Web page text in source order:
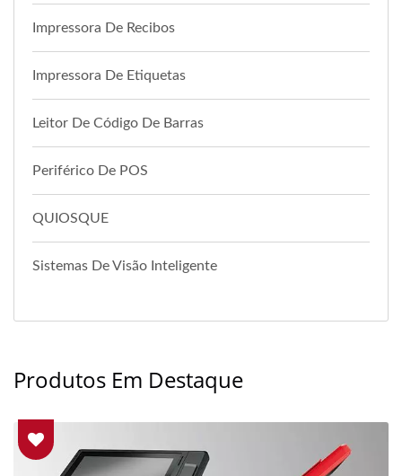
Impressora De Recibos
Impressora De Etiquetas
Leitor De Código De Barras
Periférico De POS
QUIOSQUE
Sistemas De Visão Inteligente
Produtos Em Destaque